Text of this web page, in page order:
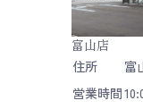
富山店
住所
富
営業時間